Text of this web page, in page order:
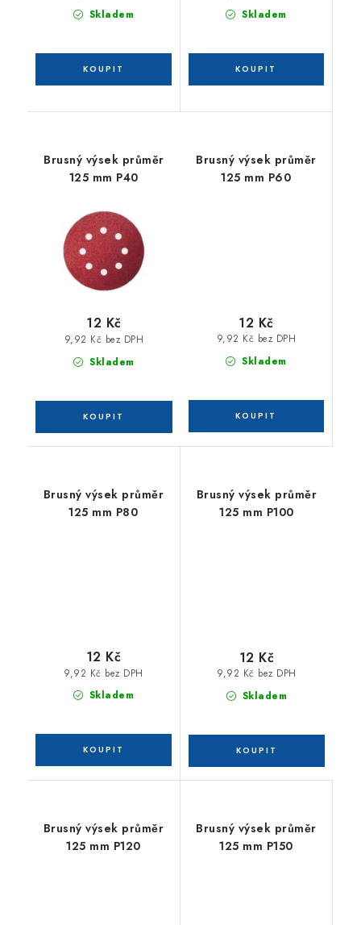
Skladem Skladem
Brusný výsek průměr
125 mm P40
Skladem
9,92 Kč bez DPH
12 Kč
Brusný výsek průměr
125 mm P60
Skladem
9,92 Kč bez DPH
12 Kč
Brusný výsek průměr
125 mm P80
Skladem
9,92 Kč bez DPH
12 Kč
Brusný výsek průměr
125 mm P100
Skladem
9,92 Kč bez DPH
12 Kč
Brusný výsek průměr
125 mm P120
Brusný výsek průměr
125 mm P150